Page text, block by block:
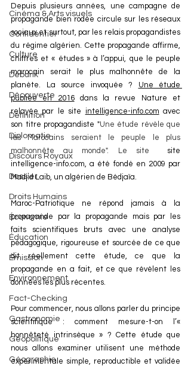
Cinéma & Arts visuels
Confidentiel
Culture
Debunk
Découverte
Définition
Diplomatie
Discours Royaux
Dossier
Droits Humains
Économie
Éducation
Émission
Environnement
Fact-Checking
Gastronomie
Géopolitique
Géographie
Depuis plusieurs années, une campagne de
propagande bien rodée circule sur les réseaux
sociaux et surtout, par les relais propagandistes
du régime algérien. Cette propagande affirme,
chiffres et « études » à l’appui, que le peuple
marocain serait le plus malhonnête de la
planète. La source invoquée ?
Une étude
publiée en 2016 dans la revue Nature et
relayée par le site intelligence-info.com avec
son titre propagandiste "Une étude révèle que
les Marocains seraient le peuple le plus
malhonnête au monde". Le site
intelligence-info.com , a été fondé en 2009 par
Madjid Laib, un algérien de Bédjaïa
Maroc-Patriotique ne répond jamais à la
propagande par la propagande mais par les
faits scientifiques bruts avec une analyse
pédagogique, rigoureuse et sourcée de ce que
dit réellement cette étude, ce que la
propagande en a fait, et ce que révèlent les
données les plus récentes.
Pour commencer, nous allons parler du principe
scientifique : comment mesure-t-on l’«
honnêteté intrinsèque » ? Cette étude que
nous allons examiner utilisent une méthode
expérimentale simple, reproductible et validée